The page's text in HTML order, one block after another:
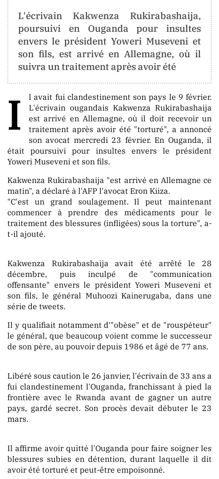
CONTACT
contact@berger-
media.info
info@berger-
ORIENTATION
La
Neutralité
Aucune
Tendance
Politique
PUBLICATION
MARKET
L'écrivain Kakwenza Rukirabashaija,
poursuivi en Ouganda pour insultes
envers le président Yoweri Museveni et
son fils, est arrivé en Allemagne, où il
suivra un traitement après avoir été
I
l avait fui clandestinement son pays le 9 février.
L'écrivain ougandais Kakwenza Rukirabashaija
est arrivé en Allemagne, où il doit recevoir un
traitement après avoir été "torturé", a annoncé
son avocat mercredi 23 février. En Ouganda, il
était poursuivi pour insultes envers le président
Yoweri Museveni et son fils.
Kakwenza Rukirabashaija "est arrivé en Allemagne ce
matin", a déclaré à l'AFP l'avocat Eron Kiiza.
"C'est un grand soulagement. Il peut maintenant
commencer à prendre des médicaments pour le
traitement des blessures (infligées) sous la torture", a-
t-il ajouté.
Kakwenza Rukirabashaija avait été arrêté le 28
décembre, puis inculpé de "communication
offensante" envers le président Yoweri Museveni et
son fils, le général Muhoozi Kainerugaba, dans une
série de tweets.
Il y qualifiait notamment d'"obèse" et de "rouspéteur"
le général, que beaucoup voient comme le successeur
de son père, au pouvoir depuis 1986 et âgé de 77 ans.
Libéré sous caution le 26 janvier, l'écrivain de 33 ans a
fui clandestinement l'Ouganda, franchissant à pied la
frontière avec le Rwanda avant de gagner un autre
pays, gardé secret. Son procès devait débuter le 23
mars.
Il affirme avoir quitté l'Ouganda pour faire soigner les
blessures subies en détention, durant laquelle il dit
avoir été torturé et peut-être empoisonné.